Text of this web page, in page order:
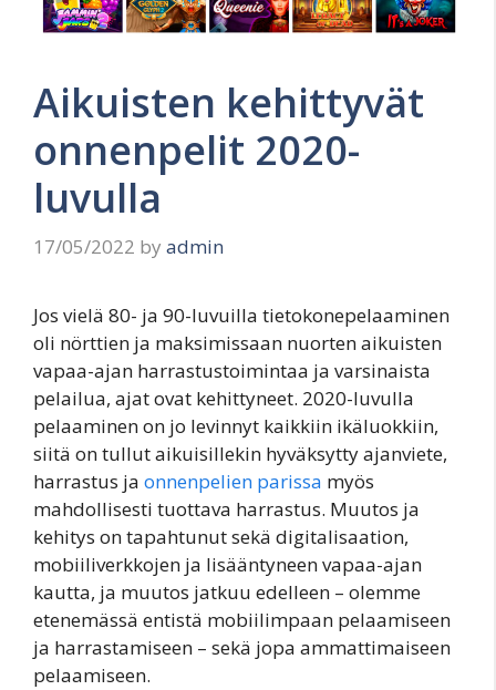
Aikuisten kehittyvät
onnenpelit 2020-
luvulla
17/05/2022 by admin
Jos vielä 80- ja 90-luvuilla tietokonepelaaminen
oli nörttien ja maksimissaan nuorten aikuisten
vapaa-ajan harrastustoimintaa ja varsinaista
pelailua, ajat ovat kehittyneet. 2020-luvulla
pelaaminen on jo levinnyt kaikkiin ikäluokkiin,
siitä on tullut aikuisillekin hyväksytty ajanviete,
harrastus ja onnenpelien parissa myös
mahdollisesti tuottava harrastus. Muutos ja
kehitys on tapahtunut sekä digitalisaation,
mobiiliverkkojen ja lisääntyneen vapaa-ajan
kautta, ja muutos jatkuu edelleen – olemme
etenemässä entistä mobiilimpaan pelaamiseen
ja harrastamiseen – sekä jopa ammattimaiseen
pelaamiseen.